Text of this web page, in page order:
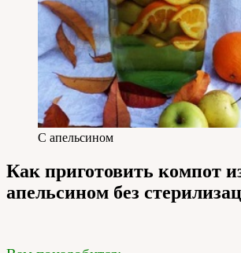
С апельсином
Как приготовить компот
апельсином без